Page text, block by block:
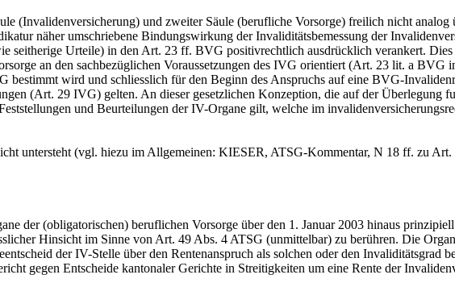
(Invalidenversicherung) und zweiter Säule (berufliche Vorsorge) freilich nicht
näher umschriebene Bindungswirkung der Invaliditätsbemessung der
seitherige Urteile) in den Art. 23 ff. BVG positivrechtlich ausdrücklich verankert.
an den sachbezüglichen Voraussetzungen des IVG orientiert (Art. 23 lit. a BVG
bestimmt wird und schliesslich für den Beginn des Anspruchs auf eine BVG-
(Art. 29 IVG) gelten. An dieser gesetzlichen Konzeption, die auf der Überlegung
und Beurteilungen der IV-Organe gilt, welche im
untersteht (vgl. hiezu im Allgemeinen: KIESER, ATSG-Kommentar, N 18 ff. zu
der (obligatorischen) beruflichen Vorsorge über den 1. Januar 2003 hinaus
Hinsicht im Sinne von Art. 49 Abs. 4 ATSG (unmittelbar) zu berühren. Die
der IV-Stelle über den Rentenanspruch als solchen oder den Invaliditätsgrad
gegen Entscheide kantonaler Gerichte in Streitigkeiten um eine Rente der